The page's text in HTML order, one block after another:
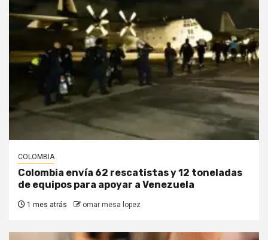
COLOMBIA
Colombia envía 62 rescatistas y 12 toneladas
de equipos para apoyar a Venezuela
1 mes atrás omar mesa lopez